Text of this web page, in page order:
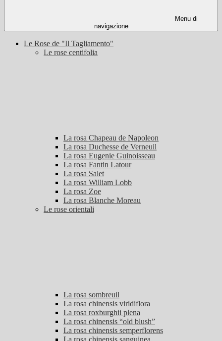
Menu di
navigazione
Le Rose de "Il Tagliamento"
Le rose centifolia
La rosa Chapeau de Napoleon
La rosa Duchesse de Verneuil
La rosa Eugenie Guinoisseau
La rosa Fantin Latour
La rosa Salet
La rosa William Lobb
La rosa Zoe
La rosa Blanche Moreau
Le rose orientali
La rosa sombreuil
La rosa chinensis viridiflora
La rosa roxburghii plena
La rosa chinensis “old blush”
La rosa chinensis semperflorens